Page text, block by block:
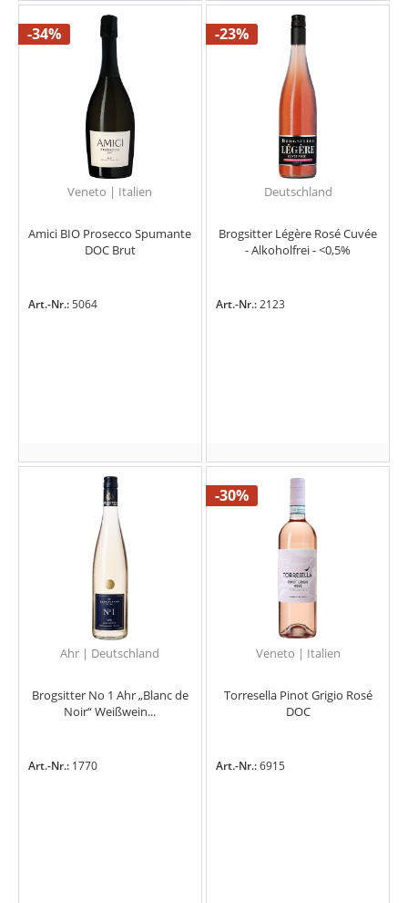
-34%
Veneto | Italien
Amici BIO Prosecco Spumante
DOC Brut
Art.-Nr.:5064
-23%
Deutschland
Brogsitter Légère Rosé Cuvée
- Alkoholfrei - <0,5%
Art.-Nr.:2123
Ahr | Deutschland
Brogsitter No 1 Ahr „Blanc de
Noir“ Weißwein...
Art.-Nr.: 1770
-30%
Veneto | Italien
Torresella Pinot Grigio Rosé
DOC
Art.-Nr.:6915